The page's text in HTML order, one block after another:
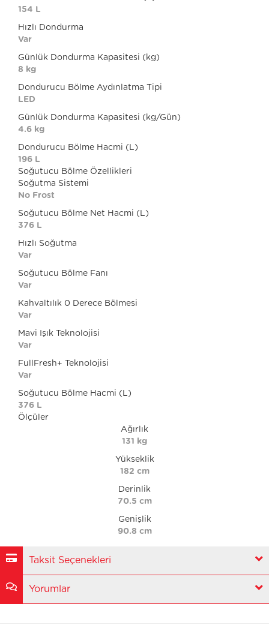
154 L
Hızlı Dondurma
Var
Günlük Dondurma Kapasitesi (kg)
8 kg
Dondurucu Bölme Aydınlatma Tipi
LED
Günlük Dondurma Kapasitesi (kg/Gün)
4.6 kg
Dondurucu Bölme Hacmi (L)
196 L
Soğutucu Bölme Özellikleri
Soğutma Sistemi
No Frost
Soğutucu Bölme Net Hacmi (L)
376 L
Hızlı Soğutma
Var
Soğutucu Bölme Fanı
Var
Kahvaltılık 0 Derece Bölmesi
Var
Mavi Işık Teknolojisi
Var
FullFresh+ Teknolojisi
Var
Soğutucu Bölme Hacmi (L)
376 L
Ölçüler
Ağırlık
131 kg
Yükseklik
182 cm
Derinlik
70.5 cm
Genişlik
90.8 cm
Taksit Seçenekleri
Yorumlar